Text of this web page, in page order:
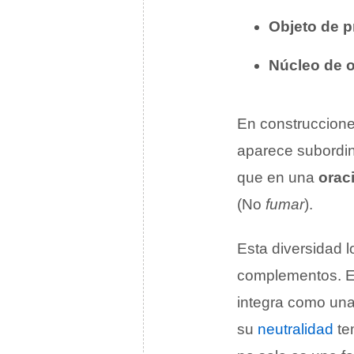
Objeto de
Núcleo de
En
aparece
que en una
(No fumar).
Esta diversidad
complementos.
integra como
su neutralidad